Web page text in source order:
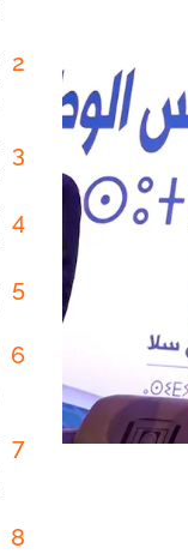
2
3
4
5
6
7
8